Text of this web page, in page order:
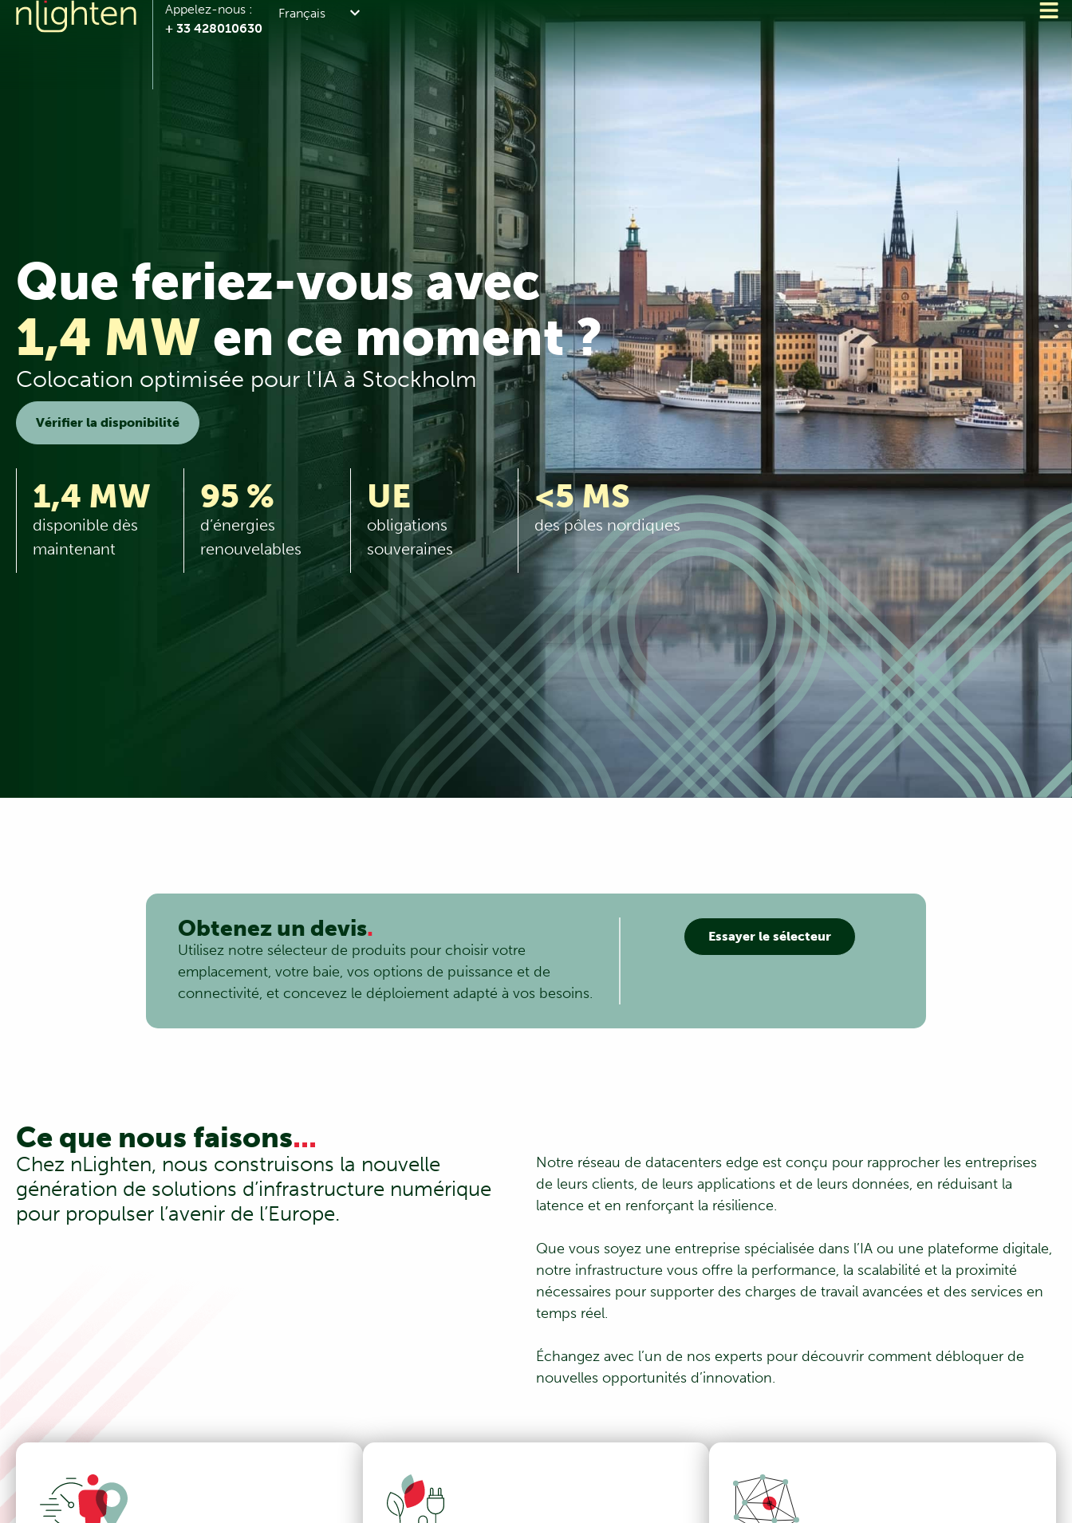
Appelez-nous :
+ 33 428010630
Français
Que feriez-vous avec
1,4 MW en ce moment ?
Colocation optimisée pour l'IA à Stockholm
Vérifier la disponibilité
1,4 MW
disponible dès
maintenant
95 %
d’énergies
renouvelables
UE
obligations
souveraines
<5 MS
des pôles nordiques
Obtenez un devis.
Utilisez notre sélecteur de produits pour choisir votre
emplacement, votre baie, vos options de puissance et de
connectivité, et concevez le déploiement adapté à vos besoins.
Essayer le sélecteur
Ce que nous faisons...
Chez nLighten, nous construisons la nouvelle
génération de solutions d’infrastructure numérique
pour propulser l’avenir de l’Europe.
Notre réseau de datacenters edge est conçu pour rapprocher les entreprises
de leurs clients, de leurs applications et de leurs données, en réduisant la
latence et en renforçant la résilience.
Que vous soyez une entreprise spécialisée dans l’IA ou une plateforme digitale,
notre infrastructure vous offre la performance, la scalabilité et la proximité
nécessaires pour supporter des charges de travail avancées et des services en
temps réel.
Échangez avec l’un de nos experts pour découvrir comment débloquer de
nouvelles opportunités d’innovation.